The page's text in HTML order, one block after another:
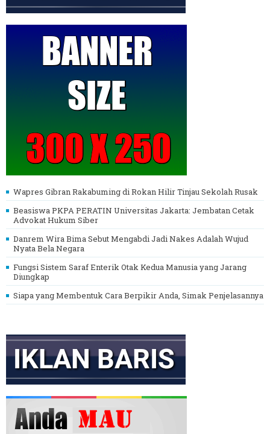
Wapres Gibran Rakabuming di Rokan Hilir Tinjau Sekolah Rusak
Beasiswa PKPA PERATIN Universitas Jakarta: Jembatan Cetak
Advokat Hukum Siber
Danrem Wira Bima Sebut Mengabdi Jadi Nakes Adalah Wujud
Nyata Bela Negara
Fungsi Sistem Saraf Enterik Otak Kedua Manusia yang Jarang
Diungkap
Siapa yang Membentuk Cara Berpikir Anda, Simak Penjelasannya